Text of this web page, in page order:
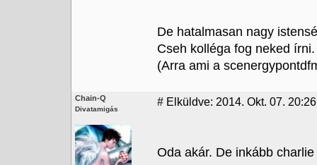
De hatalmasan nagy
Cseh kolléga fog neked írni.
(Arra ami a
Chain-Q
Divatamigás
# Elküldve: 2014. Okt. 07.
Oda akár. De inkább